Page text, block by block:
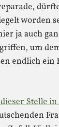
worden
ja auch
um
endlich ein
Stelle